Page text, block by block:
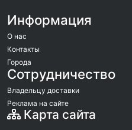
Информация
О нас
Контакты
Города
Сотрудничество
Владельцу доставки
Реклама на сайте
Карта сайта